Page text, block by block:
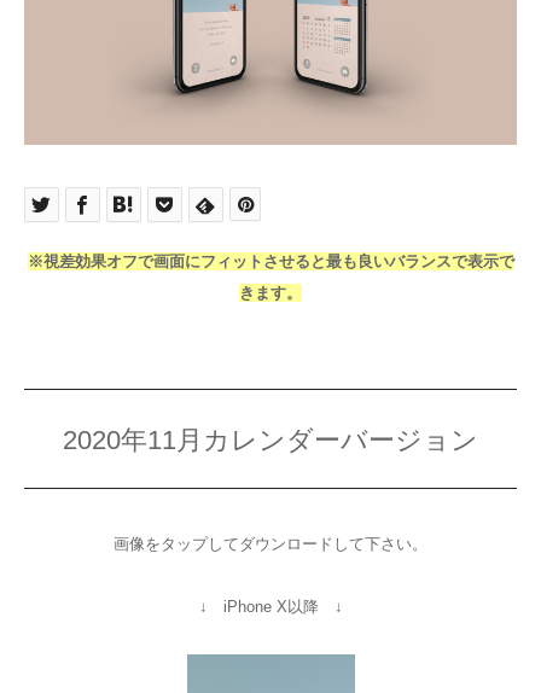
※視差効果オフで画面にフィットさせると最も良いバランスで表示で
きます。
2020年11月カレンダーバージョン
画像をタップしてダウンロードして下さい。
↓ iPhone X以降 ↓